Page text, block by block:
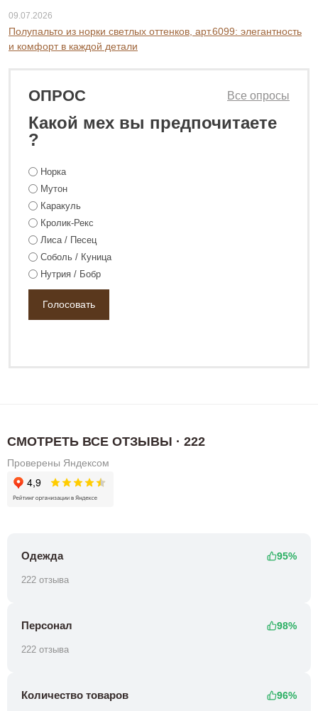
09.07.2026
Полупальто из норки светлых оттенков, арт.6099: элегантность
и комфорт в каждой детали
ОПРОС
Какой мех вы предпочитаете
?
Все опросы
Норка
Мутон
Каракуль
Кролик-Рекс
Лиса / Песец
Соболь / Куница
Нутрия / Бобр
СМОТРЕТЬ ВСЕ ОТЗЫВЫ · 222
Проверены Яндексом
Одежда 95%
222 отзыва
Персонал 98%
222 отзыва
Количество товаров 96%